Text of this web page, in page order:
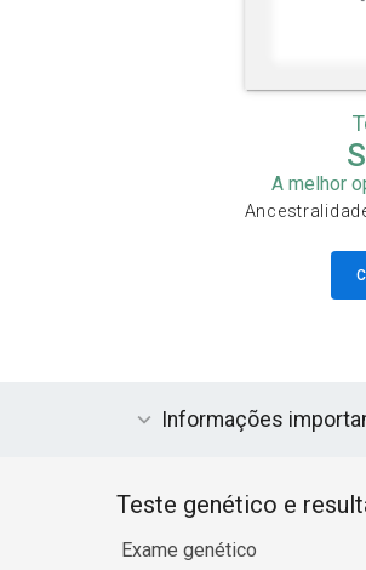
A melhor
Informações
Teste genético e
Exame genético